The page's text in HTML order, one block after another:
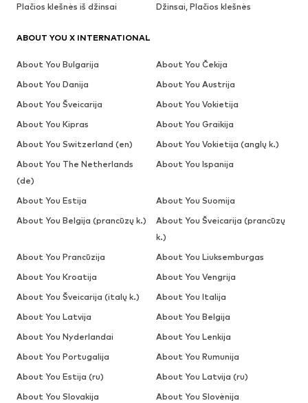
Plačios klešnės iš džinsai
Džinsai, Plačios klešnės
ABOUT YOU X INTERNATIONAL
About You Bulgarija
About You Čekija
About You Danija
About You Austrija
About You Šveicarija
About You Vokietija
About You Kipras
About You Graikija
About You Switzerland (en)
About You Vokietija (anglų k.)
About You The Netherlands
(de)
About You Ispanija
About You Estija
About You Suomija
About You Belgija (prancūzų k.)
About You Šveicarija (prancūzų
k.)
About You Prancūzija
About You Liuksemburgas
About You Kroatija
About You Vengrija
About You Šveicarija (italų k.)
About You Italija
About You Latvija
About You Belgija
About You Nyderlandai
About You Lenkija
About You Portugalija
About You Rumunija
About You Estija (ru)
About You Latvija (ru)
About You Slovakija
About You Slovėnija